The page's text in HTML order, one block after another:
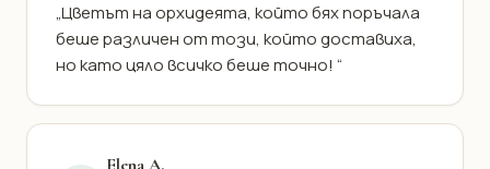
„Цветът на орхидеята, който бях поръчала
беше различен от този, който доставиха,
но като цяло всичко беше точно! “
Elena A.